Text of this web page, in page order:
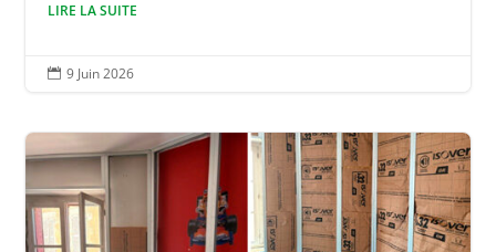
LIRE LA SUITE
 9 Juin 2026